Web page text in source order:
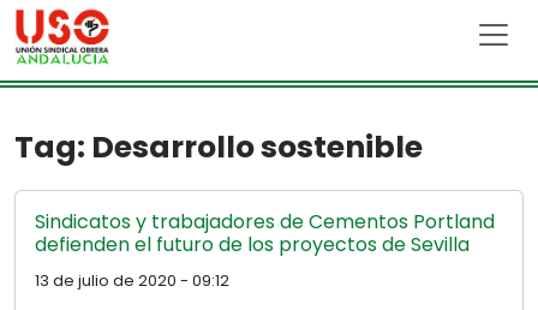
Skip to main content
Tag: Desarrollo sostenible
Sindicatos y trabajadores de Cementos Portland
defienden el futuro de los proyectos de Sevilla
13 de julio de 2020 - 09:12